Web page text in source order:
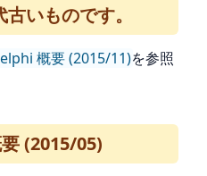
いものです。
概要 (2015/11)を参照
(2015/05)